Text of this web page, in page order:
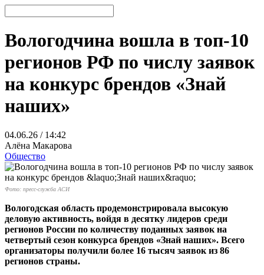
Вологодчина вошла в топ-10
регионов РФ по числу заявок
на конкурс брендов «Знай
наших»
04.06.26 / 14:42
Алёна Макарова
Общество
Фото: пресс-служба АСИ
Вологодская область продемонстрировала высокую
деловую активность, войдя в десятку лидеров среди
регионов России по количеству поданных заявок на
четвертый сезон конкурса брендов «Знай наших». Всего
организаторы получили более 16 тысяч заявок из 86
регионов страны.